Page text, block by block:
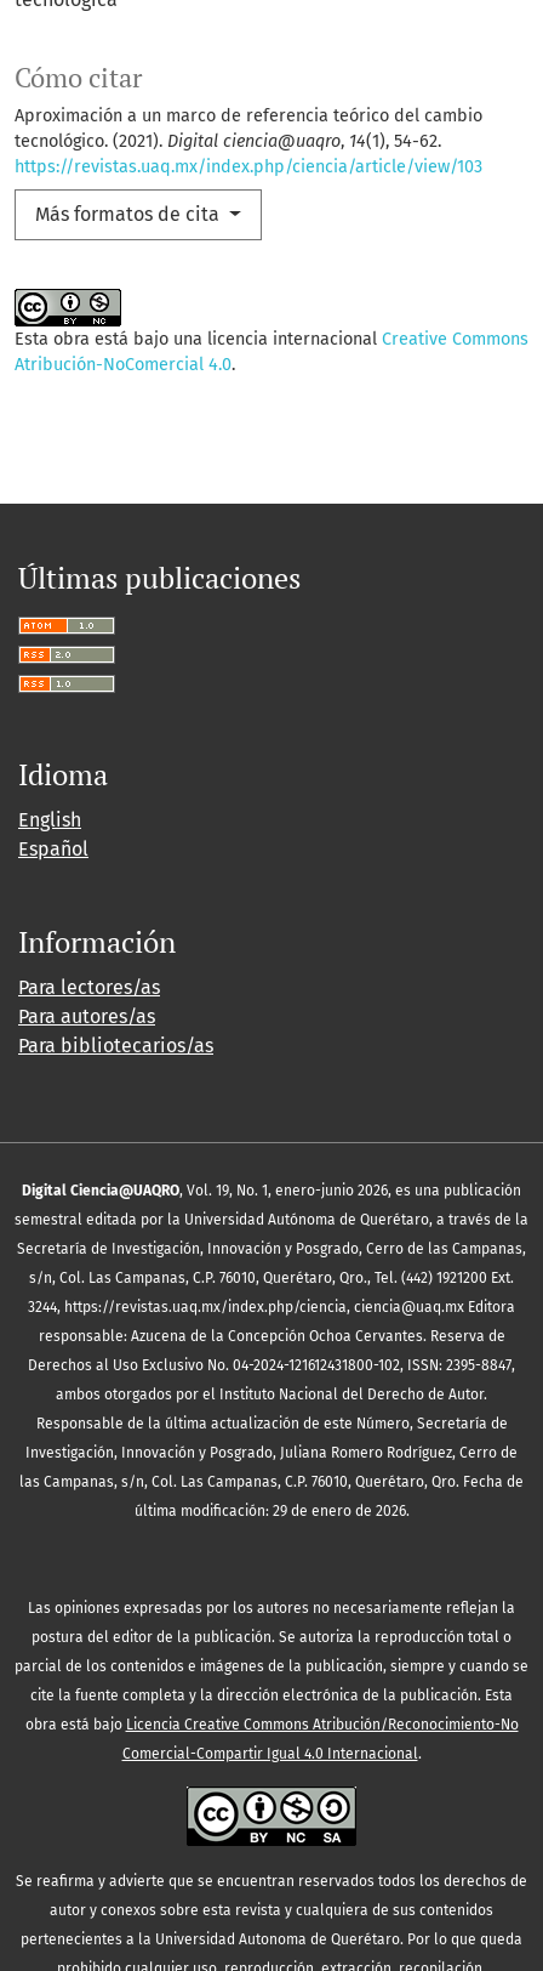
Cómo citar
Aproximación a un marco de referencia teórico del cambio
tecnológico. (2021). Digital ciencia@uaqro, 14(1), 54-62.
https://revistas.uaq.mx/index.php/ciencia/article/view/103
Más formatos de cita
Esta obra está bajo una licencia internacional Creative Commons
Atribución-NoComercial 4.0.
Últimas publicaciones
Idioma
English
Español
Información
Para lectores/as
Para autores/as
Para bibliotecarios/as
Digital Ciencia@UAQRO, Vol. 19, No. 1, enero-junio 2026, es una publicación
semestral editada por la Universidad Autónoma de Querétaro, a través de la
Secretaría de Investigación, Innovación y Posgrado, Cerro de las Campanas,
s/n, Col. Las Campanas, C.P. 76010, Querétaro, Qro., Tel. (442) 1921200 Ext.
3244, https://revistas.uaq.mx/index.php/ciencia, ciencia@uaq.mx Editora
responsable: Azucena de la Concepción Ochoa Cervantes. Reserva de
Derechos al Uso Exclusivo No. 04-2024-121612431800-102, ISSN: 2395-8847,
ambos otorgados por el Instituto Nacional del Derecho de Autor.
Responsable de la última actualización de este Número, Secretaría de
Investigación, Innovación y Posgrado, Juliana Romero Rodríguez, Cerro de
las Campanas, s/n, Col. Las Campanas, C.P. 76010, Querétaro, Qro. Fecha de
última modificación: 29 de enero de 2026.
Las opiniones expresadas por los autores no necesariamente reflejan la
postura del editor de la publicación. Se autoriza la reproducción total o
parcial de los contenidos e imágenes de la publicación, siempre y cuando se
cite la fuente completa y la dirección electrónica de la publicación. Esta
obra está bajo Licencia Creative Commons Atribución/Reconocimiento-No
Comercial-Compartir Igual 4.0 Internacional.
Se reafirma y advierte que se encuentran reservados todos los derechos de
autor y conexos sobre esta revista y cualquiera de sus contenidos
pertenecientes a la Universidad Autonoma de Querétaro. Por lo que queda